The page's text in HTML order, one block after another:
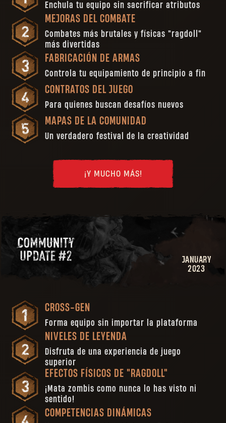
Enchula tu equipo sin sacrificar atributos
MEJORAS DEL COMBATE
Combates más brutales y físicas "ragdoll"
más divertidas
FABRICACIÓN DE ARMAS
Controla tu equipamiento de principio a fin
CONTRATOS DEL JUEGO
Para quienes buscan desafíos nuevos
MAPAS DE LA COMUNIDAD
Un verdadero festival de la creatividad
¡Y MUCHO MÁS!
JANUARY
2023
CROSS-GEN
Forma equipo sin importar la plataforma
NIVELES DE LEYENDA
Disfruta de una experiencia de juego
superior
EFECTOS FÍSICOS DE "RAGDOLL"
¡Mata zombis como nunca lo has visto ni
sentido!
COMPETENCIAS DINÁMICAS